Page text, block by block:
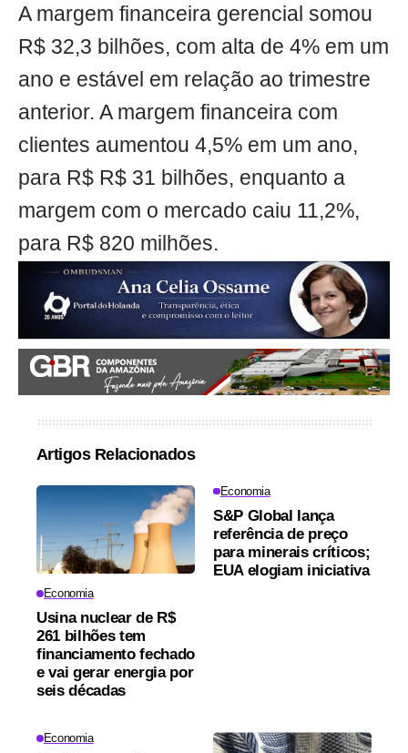
A margem financeira gerencial somou
R$ 32,3 bilhões, com alta de 4% em um
ano e estável em relação ao trimestre
anterior. A margem financeira com
clientes aumentou 4,5% em um ano,
para R$ R$ 31 bilhões, enquanto a
margem com o mercado caiu 11,2%,
para R$ 820 milhões.
Artigos Relacionados
Economia
Usina nuclear de R$
261 bilhões tem
financiamento fechado
e vai gerar energia por
seis décadas
Economia
S&P Global lança
referência de preço
para minerais críticos;
EUA elogiam iniciativa
Economia